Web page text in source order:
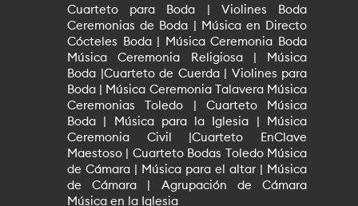
Cuarteto para Boda | Violines Boda
Ceremonias de Boda | Música en Directo
Cócteles Boda | Música Ceremonia Boda
Música Ceremonia Religiosa | Música
Boda |Cuarteto de Cuerda | Violines para
Boda | Música Ceremonia Talavera Música
Ceremonias Toledo | Cuarteto Música
Boda | Música para la Iglesia | Música
Ceremonia Civil |Cuarteto EnClave
Maestoso | Cuarteto Bodas Toledo Música
de Cámara | Música para el altar | Música
de Cámara | Agrupación de Cámara
Música en la Iglesia